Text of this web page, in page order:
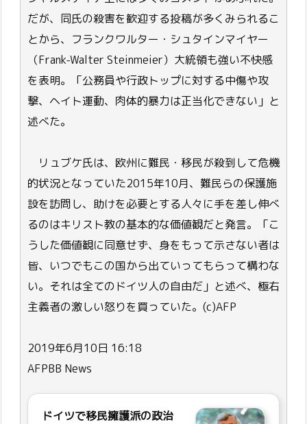
だが、同氏の殺害を歓迎する投稿が多くみられるこ
とから、フランクワルター・シュタインマイヤー
（Frank-Walter Steinmeier）大統領も強い不快感
を表明。「公務員や行政トップに対する中傷や攻
撃、ヘイト運動、肉体的暴力は正当化できない」と
述べた。
リュブケ氏は、欧州に難民・移民が殺到して危機
的状況となっていた2015年10月、難民らの保護施
設を訪問し、助けを必要とする人々に手を差し伸べ
るのはキリスト教の基本的な価値観だと発言。「こ
うした価値観に同意せず、身をもって示さない者は
皆、いつでもこの国から出ていってもらって構わな
い。それは全てのドイツ人の自由だ」と述べ、極右
主義者の激しい怒りを買っていた。(c)AFP
2019年6月10日 16:18
AFPBB News
ドイツで移民擁護派の政治